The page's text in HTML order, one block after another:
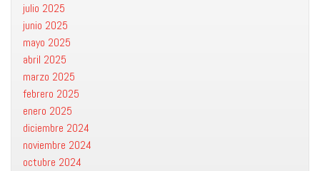
julio 2025
junio 2025
mayo 2025
abril 2025
marzo 2025
febrero 2025
enero 2025
diciembre 2024
noviembre 2024
octubre 2024